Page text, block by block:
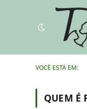
VOCÊ ESTÁ EM:
QUEM É